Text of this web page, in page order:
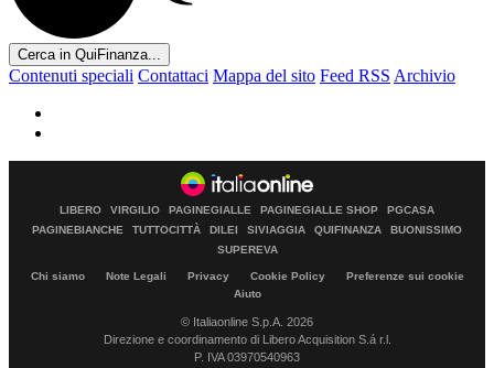
Cerca in QuiFinanza...
Contenuti speciali Contattaci Mappa del sito Feed RSS Archivio
LIBERO VIRGILIO PAGINEGIALLE PAGINEGIALLE SHOP
PGCASA
PAGINEBIANCHE
TUTTOCITTÀ DILEI SIVIAGGIA QUIFINANZA
BUONISSIMO
SUPEREVA
Chi siamo Note Legali Privacy Cookie Policy
Preferenze sui cookie
Aiuto
© Italiaonline S.p.A. 2026
Direzione e coordinamento di Libero Acquisition S.á r.l.
P. IVA 03970540963